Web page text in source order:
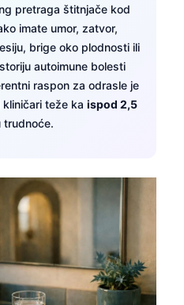
pretraga štitnjače kod
imate umor, zatvor,
brige oko plodnosti ili
autoimune bolesti
raspon za odrasle je
kliničari teže ka ispod 2,5
trudnoće.